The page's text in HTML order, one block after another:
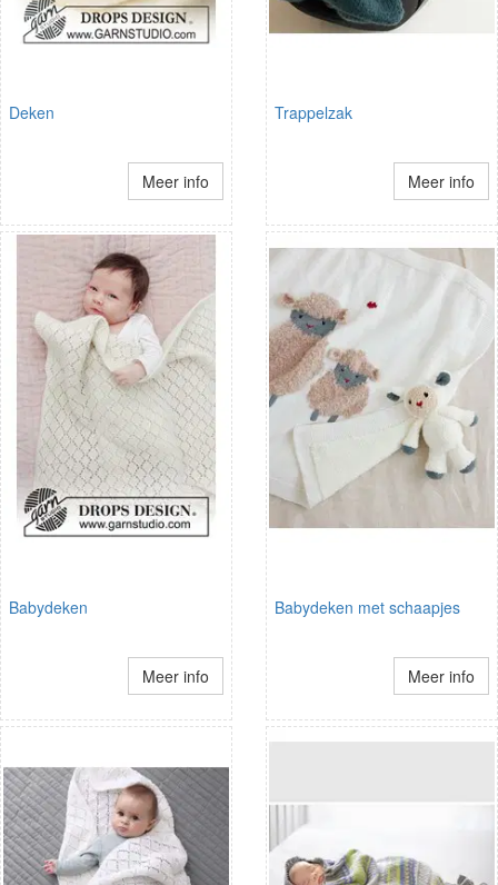
Deken
Meer info
Trappelzak
Meer info
Babydeken
Meer info
Babydeken met schaapjes
Meer info